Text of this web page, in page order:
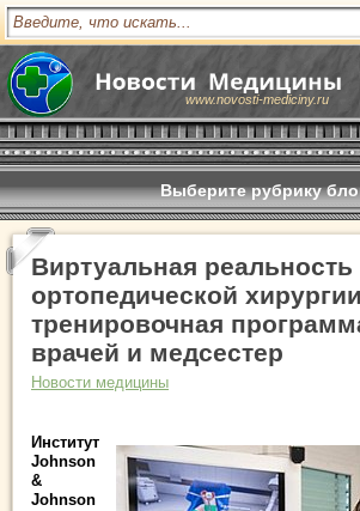
www.novosti-mediciny.ru
Выберите рубрику
Виртуальная реальность
ортопедической
тренировочная
врачей и медсестер
Новости медицины
Институт
Johnson
&
Johnson